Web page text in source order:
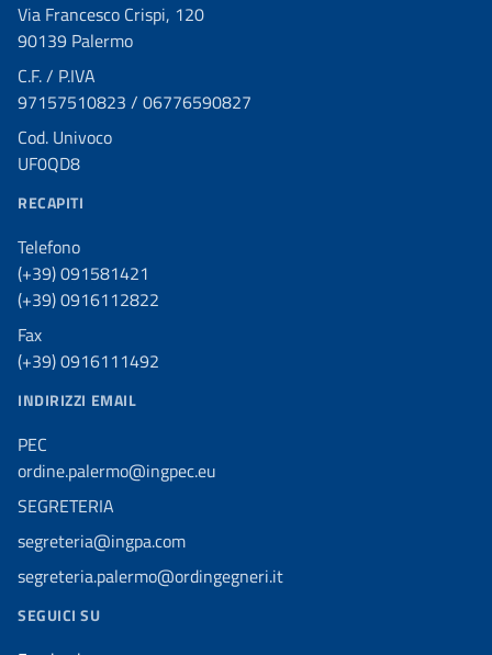
Via Francesco Crispi, 120
90139 Palermo
C.F. / P.IVA
97157510823 / 06776590827
Cod. Univoco
UF0QD8
RECAPITI
Telefono
(+39) 091581421
(+39) 0916112822
Fax
(+39) 0916111492
INDIRIZZI EMAIL
PEC
ordine.palermo@ingpec.eu
SEGRETERIA
segreteria@ingpa.com
segreteria.palermo@ordingegneri.it
SEGUICI SU